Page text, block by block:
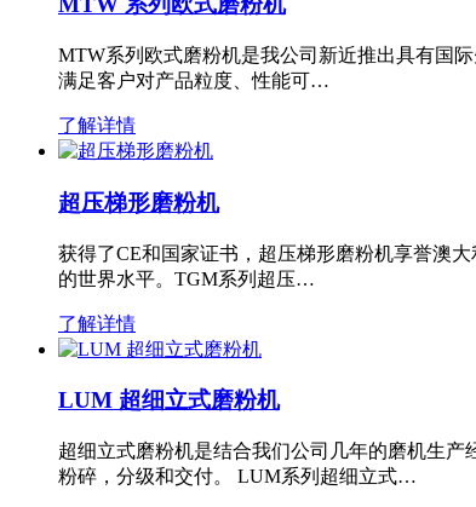
MTW系列欧式磨粉机是我公司新近推出具有国
满足客户对产品粒度、性能可…
了解详情
超压梯形磨粉机
获得了CE和国家证书，超压梯形磨粉机享誉澳
的世界水平。TGM系列超压…
了解详情
LUM 超细立式磨粉机
超细立式磨粉机是结合我们公司几年的磨机生
粉碎，分级和交付。 LUM系列超细立式…